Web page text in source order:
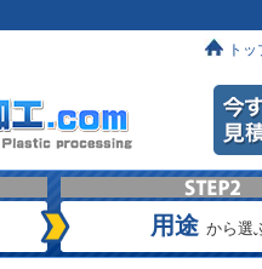
トッ
用途 から選